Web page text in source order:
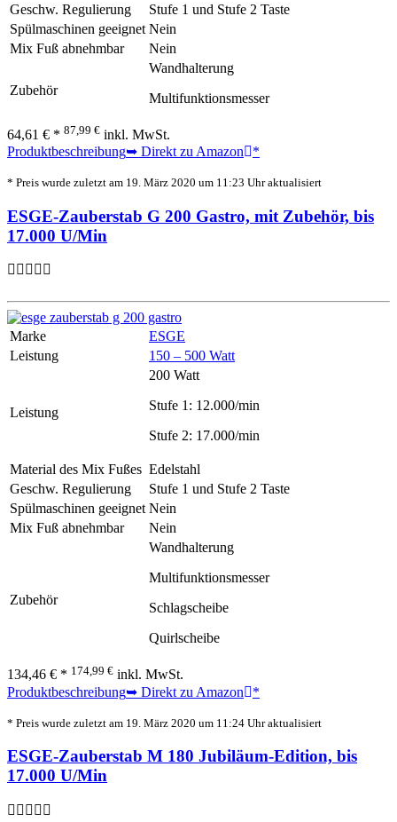
Geschw. Regulierung
Stufe 1 und Stufe 2 Taste
Spülmaschinen geeignet Nein
Mix Fuß abnehmbar
Nein
Zubehör
Wandhalterung
Multifunktionsmesser
64,61 € * 87,99 € inkl. MwSt.
Produktbeschreibung➥ Direkt zu Amazon *
* Preis wurde zuletzt am 19. März 2020 um 11:23 Uhr aktualisiert
ESGE-Zauberstab G 200 Gastro, mit Zubehör, bis
17.000 U/Min
Marke
ESGE
Leistung
150 – 500 Watt
Leistung
200 Watt
Stufe 1: 12.000/min
Stufe 2: 17.000/min
Material des Mix Fußes Edelstahl
Geschw. Regulierung
Stufe 1 und Stufe 2 Taste
Spülmaschinen geeignet Nein
Mix Fuß abnehmbar
Nein
Zubehör
Wandhalterung
Multifunktionsmesser
Schlagscheibe
Quirlscheibe
134,46 € * 174,99 € inkl. MwSt.
Produktbeschreibung➥ Direkt zu Amazon *
* Preis wurde zuletzt am 19. März 2020 um 11:24 Uhr aktualisiert
ESGE-Zauberstab M 180 Jubiläum-Edition, bis
17.000 U/Min